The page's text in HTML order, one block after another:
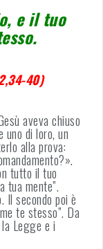
e il tuo
40)
aveva chiuso
uno di loro, un
alla prova:
tutto il tuo
tua mente”.
Il secondo poi è
te stesso”. Da
Legge e i